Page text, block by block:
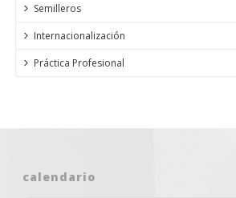
Semilleros
Internacionalización
Práctica Profesional
calendario